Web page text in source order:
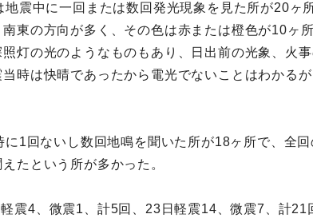
震中に一回または数回発光現象を見た所が20ヶ
東の方向が多く、その色は赤または橙色が10ヶ
灯の光のようなものもあり、日出前の光象、火
時は快晴であったから電光でないことはわかる
1回ないし数回地鳴を聞いた所が18ヶ所で、全
たという所が多かった。
震4、微震1、計5回、23日軽震14、微震7、計21